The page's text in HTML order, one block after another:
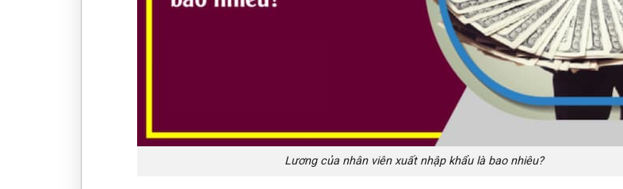
Lương của nhân viên xuất nhập khẩu là bao nhiêu?